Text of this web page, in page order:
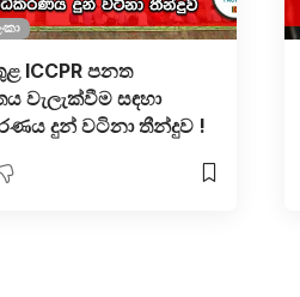
ICCPR පනත
වැලැක්වීම සඳහා
දුන් වටිනා තීන්දුව !